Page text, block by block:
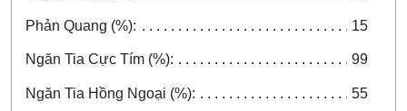
Phản Quang (%): 15
Ngăn Tia Cực Tím (%): 99
Ngăn Tia Hồng Ngoại (%): 55